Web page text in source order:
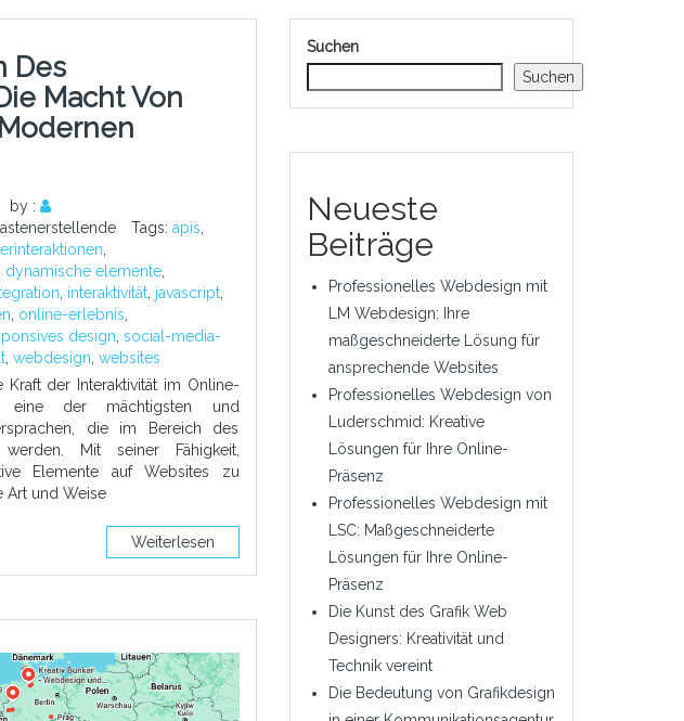
Des
Macht Von
by :
Tags: apis
dynamische elemente,
interaktivität, javascript,
online-erlebnis
design social-media-
, webdesign websites
Kraft der Interaktivität im Online-
eine der mächtigsten und
die im Bereich des
Mit seiner Fähigkeit,
Elemente auf Websites zu
Art und Weise
Weiterlesen
Suchen
Suchen
Neueste
Beiträge
Professionelles Webdesign mit
LM Webdesign: Ihre
maßgeschneiderte Lösung für
ansprechende Websites
Professionelles Webdesign von
Luderschmid: Kreative
Lösungen für Ihre Online-
Präsenz
Professionelles Webdesign mit
LSC: Maßgeschneiderte
Lösungen für Ihre Online-
Präsenz
Die Kunst des Grafik Web
Designers: Kreativität und
Technik vereint
Die Bedeutung von Grafikdesign